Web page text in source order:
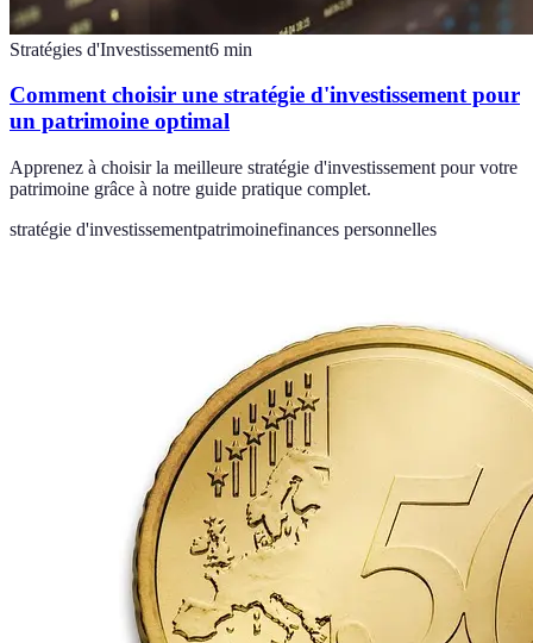
Stratégies d'Investissement6 min
Comment choisir une stratégie d'investissement pour
un patrimoine optimal
Apprenez à choisir la meilleure stratégie d'investissement pour votre
patrimoine grâce à notre guide pratique complet.
stratégie d'investissementpatrimoinefinances personnelles